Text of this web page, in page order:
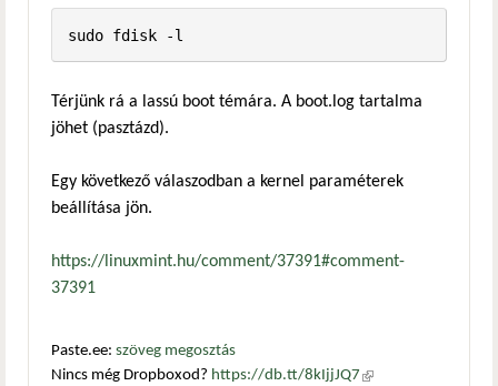
sudo fdisk -l
Térjünk rá a lassú boot témára. A boot.log tartalma
jöhet (pasztázd).
Egy következő válaszodban a kernel paraméterek
beállítása jön.
https://linuxmint.hu/comment/37391#comment-
37391
Paste.ee: szöveg megosztás
Nincs még Dropboxod? https://db.tt/8kIjjJQ7 (külső